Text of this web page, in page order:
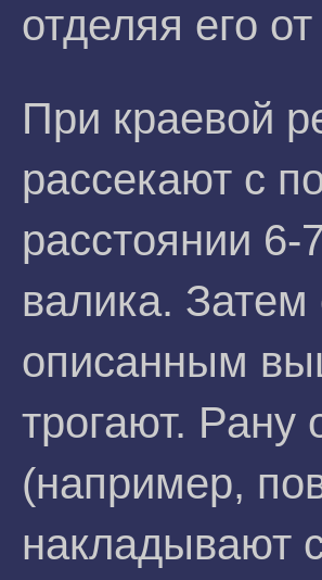
отделяя его
При краевой
рассекают с
расстоянии 6-
валика. Затем
описанным
трогают. Рану
(например,
накладывают